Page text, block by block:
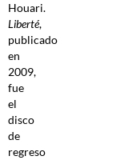
Houari.
Liberté,
publicado
en
2009,
fue
el
disco
de
regreso